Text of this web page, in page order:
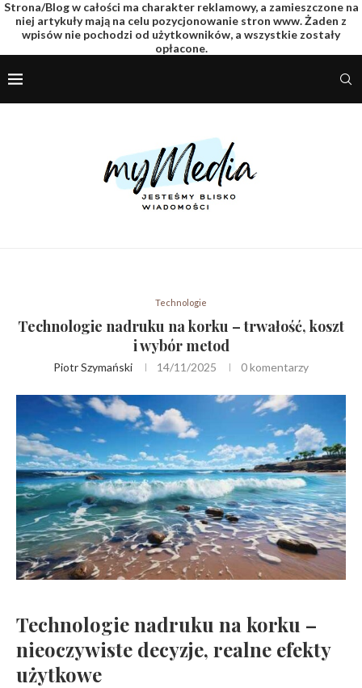
Strona/Blog w całości ma charakter reklamowy, a zamieszczone na
niej artykuły mają na celu pozycjonowanie stron www. Żaden z
wpisów nie pochodzi od użytkowników, a wszystkie zostały
opłacone.
Technologie
Technologie nadruku na korku – trwałość, koszt
i wybór metod
Piotr Szymański 14/11/2025 0 komentarzy
Technologie nadruku na korku –
nieoczywiste decyzje, realne efekty
użytkowe